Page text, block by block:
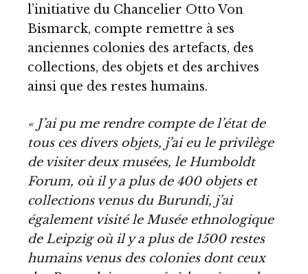
l’initiative du Chancelier Otto Von
Bismarck, compte remettre à ses
anciennes colonies des artefacts, des
collections, des objets et des archives
ainsi que des restes humains.
« J’ai pu me rendre compte de l’état de
tous ces divers objets, j’ai eu le privilège
de visiter deux musées, le Humboldt
Forum, où il y a plus de 400 objets et
collections venus du Burundi, j’ai
également visité le Musée ethnologique
de Leipzig où il y a plus de 1500 restes
humains venus des colonies dont ceux